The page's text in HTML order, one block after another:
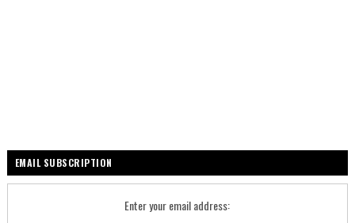
EMAIL SUBSCRIPTION
Enter your email address: